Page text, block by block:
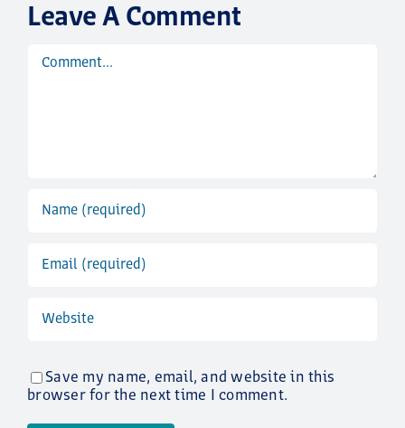
Leave A Comment
Save my name, email, and website in this
browser for the next time I comment.